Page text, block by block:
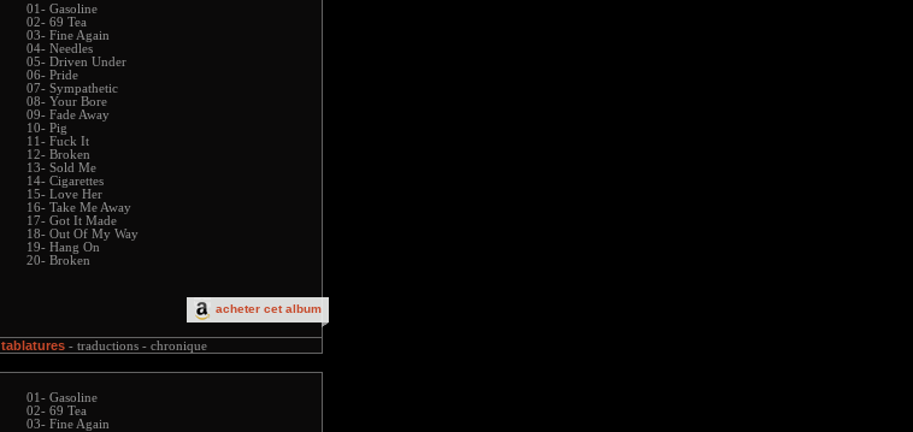
acheter cet album
01- Gasoline
02- 69 Tea
03- Fine Again
04- Needles
05- Driven Under
06- Pride
07- Sympathetic
08- Your Bore
09- Fade Away
10- Pig
11- Fuck It
12- Broken
13- Sold Me
14- Cigarettes
15- Love Her
16- Take Me Away
17- Got It Made
18- Out Of My Way
19- Hang On
20- Broken
tablatures - traductions - chronique
01- Gasoline
02- 69 Tea
03- Fine Again